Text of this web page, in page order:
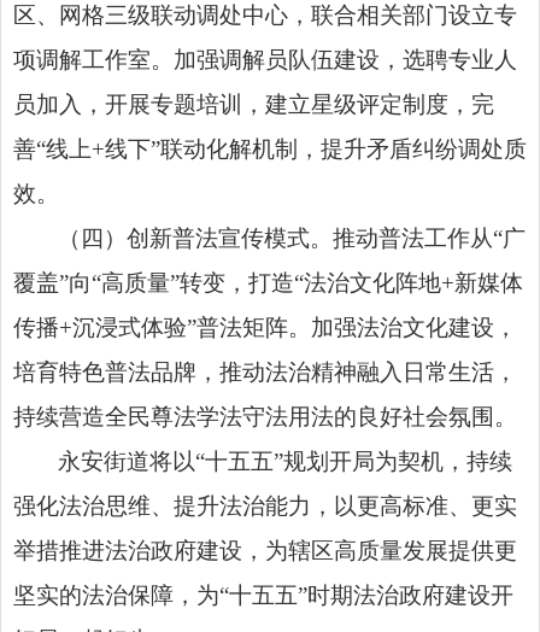
区、网格三级联动调处中心，联合相关部门设立专
项调解工作室。加强调解员队伍建设，选聘专业人
员加入，开展专题培训，建立星级评定制度，完
善“线上+线下”联动化解机制，提升矛盾纠纷调处质
效。
（四）创新普法宣传模式。推动普法工作从“广
覆盖”向“高质量”转变，打造“法治文化阵地+新媒体
传播+沉浸式体验”普法矩阵。加强法治文化建设，
培育特色普法品牌，推动法治精神融入日常生活，
持续营造全民尊法学法守法用法的良好社会氛围。
永安街道将以“十五五”规划开局为契机，持续
强化法治思维、提升法治能力，以更高标准、更实
举措推进法治政府建设，为辖区高质量发展提供更
坚实的法治保障，为“十五五”时期法治政府建设开